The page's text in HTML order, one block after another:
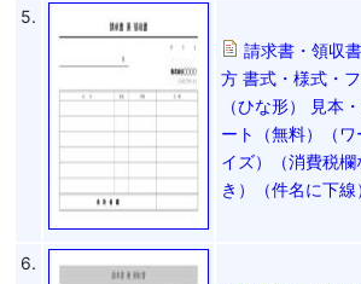
5.
請求書・領収
方 書式・様式・
（ひな形） 見本
ート（無料）（
イズ）（消費税
き）（件名に下線
6.